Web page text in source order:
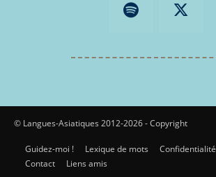
© Langues-Asiatiques 2012-2026 - Copyright
Guidez-moi ! Lexique de mots Confidentialité
Contact
Liens amis